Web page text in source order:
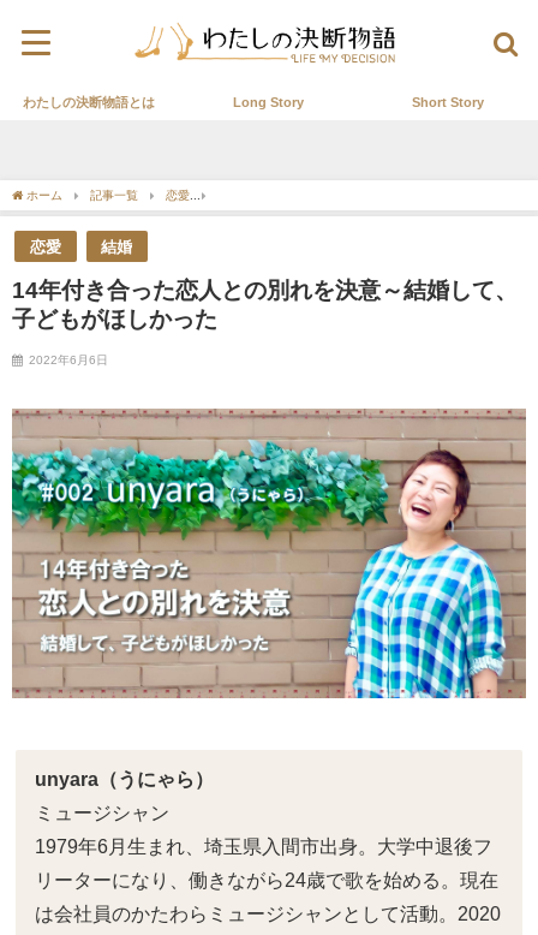
わたしの決断物語とは Long Story Short Story
ホーム 記事一覧 恋愛
恋愛 結婚
14年付き合った恋人との別れを決意～結婚して、
子どもがほしかった
2022年6月6日
unyara（うにゃら）
ミュージシャン
1979年6月生まれ、埼玉県入間市出身。大学中退後フ
リーターになり、働きながら24歳で歌を始める。現在
は会社員のかたわらミュージシャンとして活動。2020